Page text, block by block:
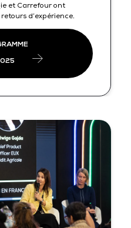
et Carrefour ont
d’expérience.